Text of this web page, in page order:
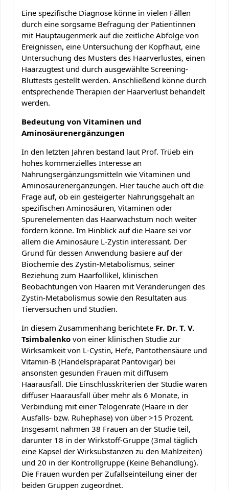
Eine spezifische Diagnose könne in vielen Fällen
durch eine sorgsame Befragung der Patientinnen
mit Hauptaugenmerk auf die zeitliche Abfolge von
Ereignissen, eine Untersuchung der Kopfhaut, eine
Untersuchung des Musters des Haarverlustes, einen
Haarzugtest und durch ausgewählte Screening-
Bluttests gestellt werden. Anschließend könne durch
entsprechende Therapien der Haarverlust behandelt
werden.
Bedeutung von Vitaminen und
Aminosäurenergänzungen
In den letzten Jahren bestand laut Prof. Trüeb ein
hohes kommerzielles Interesse an
Nahrungsergänzungsmitteln wie Vitaminen und
Aminosäurenergänzungen. Hier tauche auch oft die
Frage auf, ob ein gesteigerter Nahrungsgehalt an
spezifischen Aminosäuren, Vitaminen oder
Spurenelementen das Haarwachstum noch weiter
fördern könne. Im Hinblick auf die Haare sei vor
allem die Aminosäure L-Zystin interessant. Der
Grund für dessen Anwendung basiere auf der
Biochemie des Zystin-Metabolismus, seiner
Beziehung zum Haarfollikel, klinischen
Beobachtungen von Haaren mit Veränderungen des
Zystin-Metabolismus sowie den Resultaten aus
Tierversuchen und Studien.
In diesem Zusammenhang berichtete Fr. Dr. T. V.
Tsimbalenko von einer klinischen Studie zur
Wirksamkeit von L-Cystin, Hefe, Pantothensäure und
Vitamin-B (Handelspräparat Pantovigar) bei
ansonsten gesunden Frauen mit diffusem
Haarausfall. Die Einschlusskriterien der Studie waren
diffuser Haarausfall über mehr als 6 Monate, in
Verbindung mit einer Telogenrate (Haare in der
Ausfalls- bzw. Ruhephase) von über >15 Prozent.
Insgesamt nahmen 38 Frauen an der Studie teil,
darunter 18 in der Wirkstoff-Gruppe (3mal täglich
eine Kapsel der Wirksubstanzen zu den Mahlzeiten)
und 20 in der Kontrollgruppe (Keine Behandlung).
Die Frauen wurden per Zufallseinteilung einer der
beiden Gruppen zugeordnet.